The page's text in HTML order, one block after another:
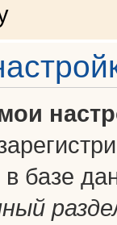
в базе